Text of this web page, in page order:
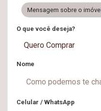
Mensagem sobre o imóvel
O que você deseja?
Quero Comprar
Nome
Celular / WhatsApp